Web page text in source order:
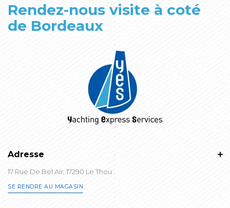
Rendez-nous visite à coté
de Bordeaux
Adresse
17 Rue De Bel Air, 17290 Le Thou
SE RENDRE AU MAGASIN